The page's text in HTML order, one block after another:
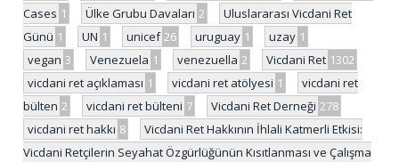
Cases 1 Ülke Grubu Davaları 2
Uluslararası Vicdani Ret
Günü 1 UN 1 unicef 26 uruguay 1 uzay 1
vegan 3 Venezuela 1 venezuella 2 Vicdani Ret 1302
vicdani ret açıklaması 1 vicdani ret atölyesi 1
vicdani ret
bülten 2 vicdani ret bülteni 7 Vicdani Ret Derneği 278
vicdani ret hakkı 8
Vicdani Ret Hakkının İhlali Katmerli Etkisi:
Vicdani Retçilerin Seyahat Özgürlüğünün Kısıtlanması ve Çalışma